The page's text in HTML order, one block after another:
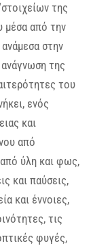
της
μέσα από την
στην
της
του
ενός
και
από
ύλη και φως,
και παύσεις,
και έννοιες,
τις
φυγές,